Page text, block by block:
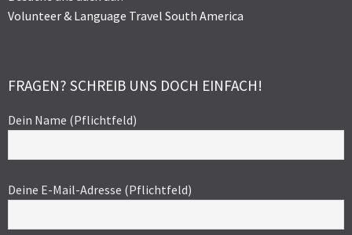
Volunteer & Language Travel South America
FRAGEN? SCHREIB UNS DOCH EINFACH!
Dein Name (Pflichtfeld)
Deine E-Mail-Adresse (Pflichtfeld)